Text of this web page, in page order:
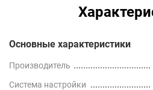
Основные характеристики
Производитель
Cистема настройки